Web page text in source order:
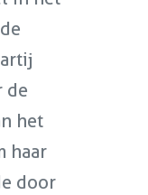
de
het
haar
door